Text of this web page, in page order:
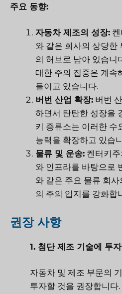
주요 동향:
자동차 제조의 성장:
와 같은 회사의 상당한
의 허브로 남아 있습니
대한 주의 집중은 계속
들이고 있습니다.
버번 산업 확장: 버번
하면서 탄탄한 성장을
키 증류소는 이러한 수
능력을 확장하고 있습
물류 및 운송: 켄터키
와 인프라를 바탕으로
와 같은 주요 물류 회
의 주의 입지를 강화합
권장 사항
1. 첨단 제조 기술에 투
자동차 및 제조 부문의
투자할 것을 권장합니다